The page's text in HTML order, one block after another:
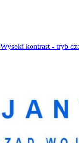
Wysoki kontrast - tryb